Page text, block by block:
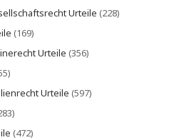
Urteile (228)
(169)
Urteile (356)
Urteile (597)
(472)